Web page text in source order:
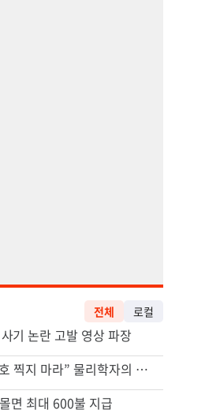
전체 로컬
기 논란 고발 영상 파장
“로또, 이 번호 찍지 마라” 물리학자의 당첨금 높이는 비밀
면 최대 600불 지급